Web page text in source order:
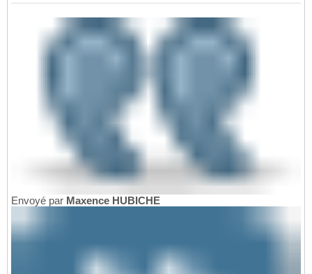
Envoyé par Maxence HUBICHE